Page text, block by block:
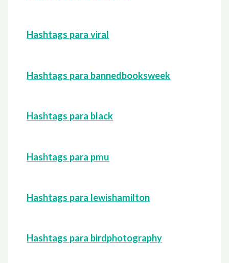
Hashtags para viral
Hashtags para bannedbooksweek
Hashtags para black
Hashtags para pmu
Hashtags para lewishamilton
Hashtags para birdphotography